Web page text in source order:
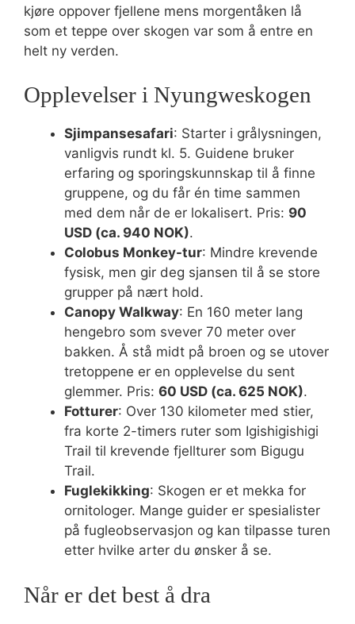
kjøre oppover fjellene mens morgentåken lå
som et teppe over skogen var som å entre en
helt ny verden.
Opplevelser i Nyungweskogen
Sjimpansesafari: Starter i grålysningen,
vanligvis rundt kl. 5. Guidene bruker
erfaring og sporingskunnskap til å finne
gruppene, og du får én time sammen
med dem når de er lokalisert. Pris: 90
USD (ca. 940 NOK).
Colobus Monkey-tur: Mindre krevende
fysisk, men gir deg sjansen til å se store
grupper på nært hold.
Canopy Walkway: En 160 meter lang
hengebro som svever 70 meter over
bakken. Å stå midt på broen og se utover
tretoppene er en opplevelse du sent
glemmer. Pris: 60 USD (ca. 625 NOK).
Fotturer: Over 130 kilometer med stier,
fra korte 2-timers ruter som Igishigishigi
Trail til krevende fjellturer som Bigugu
Trail.
Fuglekikking: Skogen er et mekka for
ornitologer. Mange guider er spesialister
på fugleobservasjon og kan tilpasse turen
etter hvilke arter du ønsker å se.
Når er det best å dra